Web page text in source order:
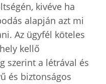
kivéve ha
alapján azt mi
Az ügyfél köteles
kellő
szerint a létrával és
és biztonságos